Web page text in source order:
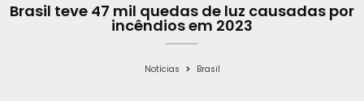
o
e g
r
a
e
b
Brasil teve 47 mil quedas de luz causadas por
incêndios em 2023
Notícias Brasil